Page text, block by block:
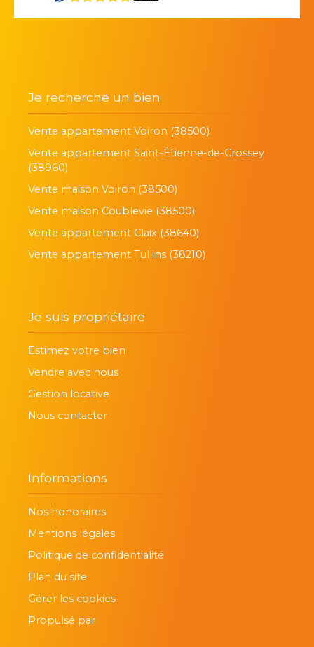
Je recherche un bien
Vente appartement Voiron (38500)
Vente appartement Saint-Étienne-de-Crossey
(38960)
Vente maison Voiron (38500)
Vente maison Coublevie (38500)
Vente appartement Claix (38640)
Vente appartement Tullins (38210)
Je suis propriétaire
Estimez votre bien
Vendre avec nous
Gestion locative
Nous contacter
Informations
Nos honoraires
Mentions légales
Politique de confidentialité
Plan du site
Gérer les cookies
Propulsé par